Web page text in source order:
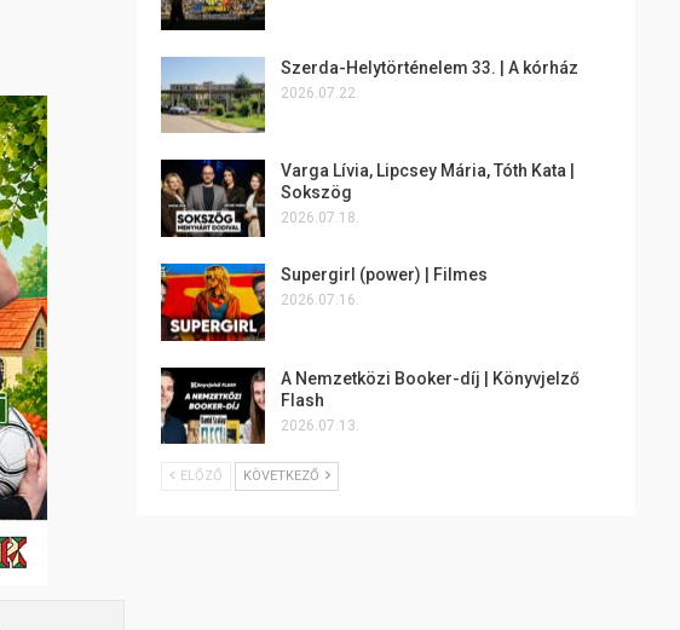
Szerda-Helytörténelem 33. | A kórház
2026.07.22.
Varga Lívia, Lipcsey Mária, Tóth Kata |
Sokszög
2026.07.18.
Supergirl (power) | Filmes
2026.07.16.
A Nemzetközi Booker-díj | Könyvjelző
Flash
2026.07.13.
ELŐZŐ KÖVETKEZŐ